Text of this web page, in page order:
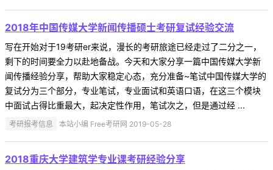
2018年中国传媒大学新闻传播硕士考研复试经验交流
写在开始对于19考研er来说，漫长的考研旅途已经走过了二分之一，
剩下的时间要全力以赴地备战。今天和大家分享一篇中国传媒大学新
闻传播经验分享，帮助大家稳定心态，充分准备~笔试中国传媒大学的
复试分为三个部分，专业笔试，专业面试和英语口语，在这三个模块
中面试占得比重最大，起决定性作用，笔试次之，但是通过经 ...
考研报考信息 本站小编 Free考研网 2019-05-28
2018重庆大学建筑学专业课考研经验分享